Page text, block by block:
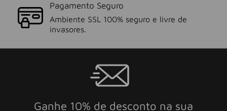
Pagamento Seguro
Ambiente SSL 100% seguro e livre de
invasores.
Ganhe 10% de desconto na sua